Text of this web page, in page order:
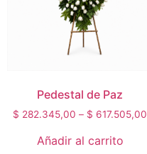
Pedestal de Paz
$ 282.345,00 – $ 617.505,00
Añadir al carrito